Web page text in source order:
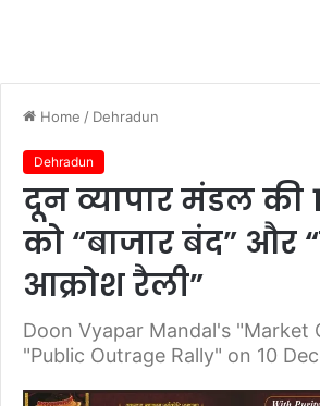
Home / Dehradun
Dehradun
दून व्यापार मंडल की
को “बाजार बंद” और
आक्रोश रैली”
Doon Vyapar Mandal's "Market
"Public Outrage Rally" on 10